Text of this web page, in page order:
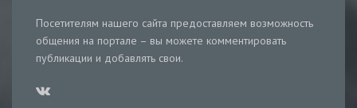
Посетителям нашего сайта предоставляем возможность
общения на портале – вы можете комментировать
публикации и добавлять свои.